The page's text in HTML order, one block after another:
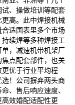
、操做培训等配套
高。此中焊接机械
适国表里多个市场
续焊等多种焊接工
，减速机带机架厂
点配套部件，也关
优于行业平均程
！公司摒弃两头商
、售后响应速度、
效婚配适配性更